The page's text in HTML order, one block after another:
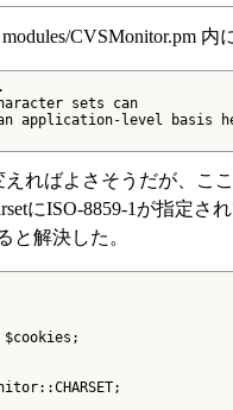
CVSMonitor.pm 内
sets can
application-level basis
ればよさそうだが、こ
にISO-8859-1が指定さ
と解決した。